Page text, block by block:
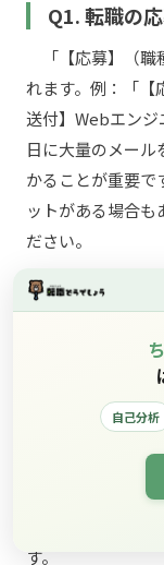
Q1. 転職の
「【応募】（職
れます。例：「【
送付】Webエンジ
日に大量のメー
かることが重要で
ットがある場合も
ださい。
Q2. 送付状
郵送の場合は必
文が送付状の役
省略すると「ビ
るリスクがある
＋締めの挨拶」
なく、Word/
す。
自己分析